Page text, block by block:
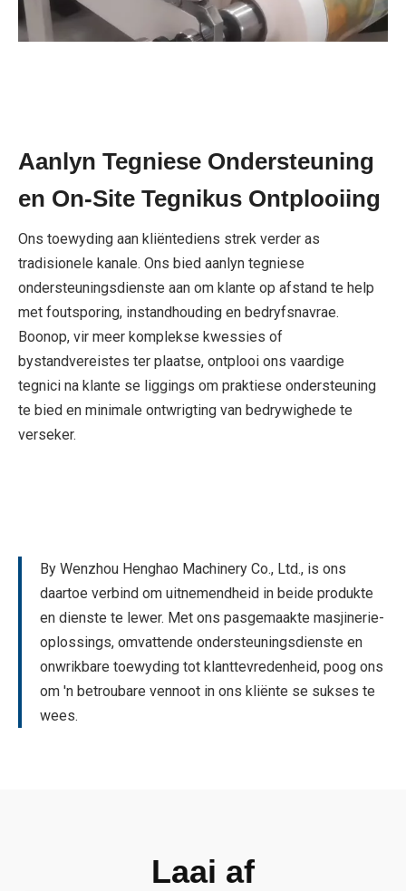
Aanlyn Tegniese Ondersteuning
en On-Site Tegnikus Ontplooiing
Ons toewyding aan kliëntediens strek verder as
tradisionele kanale. Ons bied aanlyn tegniese
ondersteuningsdienste aan om klante op afstand te help
met foutsporing, instandhouding en bedryfsnavrae.
Boonop, vir meer komplekse kwessies of
bystandvereistes ter plaatse, ontplooi ons vaardige
tegnici na klante se liggings om praktiese ondersteuning
te bied en minimale ontwrigting van bedrywighede te
verseker.
By Wenzhou Henghao Machinery Co., Ltd., is ons
daartoe verbind om uitnemendheid in beide produkte
en dienste te lewer. Met ons pasgemaakte masjinerie-
oplossings, omvattende ondersteuningsdienste en
onwrikbare toewyding tot klanttevredenheid, poog ons
om 'n betroubare vennoot in ons kliënte se sukses te
wees.
Laai af